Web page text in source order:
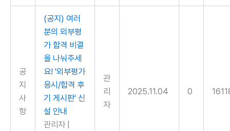
공
지
사
항
(공지) 여러
분의 외부평
가 합격 비결
을 나눠주세
요! '외부평가
응시/합격 후
기 게시판' 신
설 안내
관리자
관
리
자
2025.11.04 0